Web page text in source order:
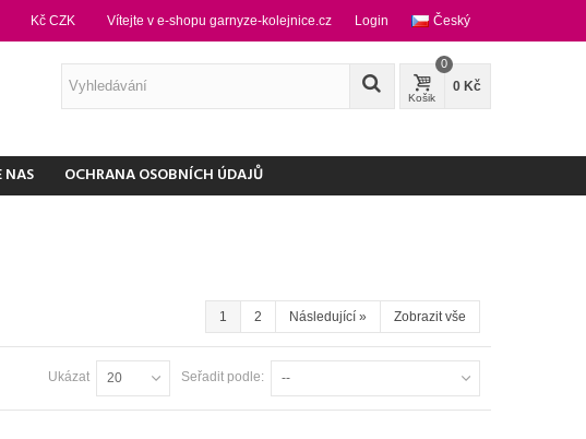
Český
Vítejte v e-shopu garnyze-kolejnice.cz Login
Kč CZK
Košik
0
0 Kč
NAS OCHRANA OSOBNÍCH ÚDAJŮ
1 2 Následující » Zobrazit vše
Seřadit podle: --
Ukázat 20